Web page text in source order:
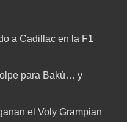
a Cadillac en la F1
para Bakú… y
el Voly Grampian